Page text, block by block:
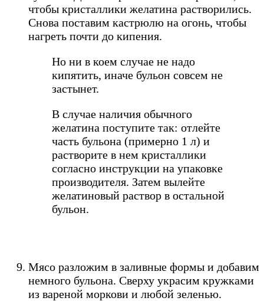
чтобы кристаллики желатина растворились.
Снова поставим кастрюлю на огонь, чтобы
нагреть почти до кипения.
Но ни в коем случае не надо
кипятить, иначе бульон совсем не
застынет.
В случае наличия обычного
желатина поступите так: отлейте
часть бульона (примерно 1 л) и
растворите в нем кристаллики
согласно инструкции на упаковке
производителя. Затем вылейте
желатиновый раствор в остальной
бульон.
Мясо разложим в заливные формы и добавим
немного бульона. Сверху украсим кружками
из вареной моркови и любой зеленью.